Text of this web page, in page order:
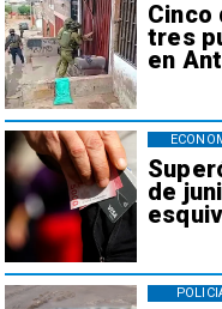
Cinco
tres
en
de